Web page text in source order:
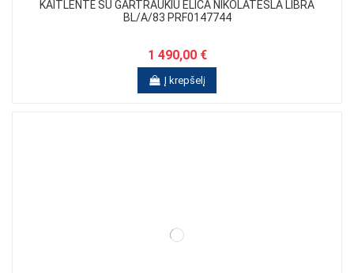
KAITLENTĖ SU GARTRAUKIU ELICA NIKOLATESLA LIBRA
BL/A/83 PRF0147744
1 490,00 €
Į krepšelį